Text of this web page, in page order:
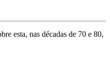
esta, nas décadas de 70 e 80,